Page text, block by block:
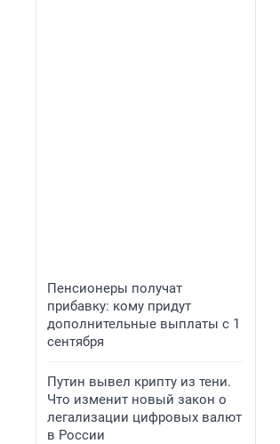
Пенсионеры получат
прибавку: кому придут
дополнительные выплаты с 1
сентября
Путин вывел крипту из тени.
Что изменит новый закон о
легализации цифровых валют
в России